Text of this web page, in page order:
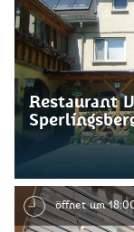
Restaurant
öffnet um